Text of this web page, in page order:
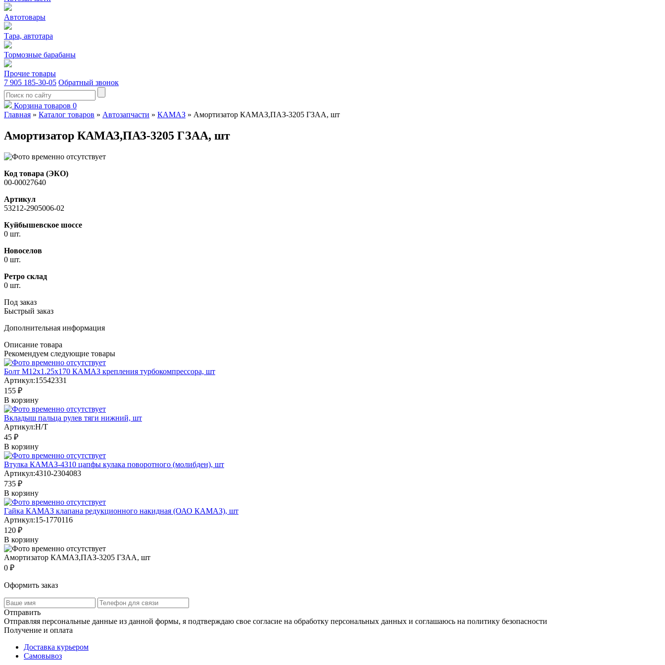
Автотовары
Тара, автотара
Тормозные барабаны
Прочие товары
7 905 185-30-05 Обратный звонок
Корзина товаров 0
Главная » Каталог товаров » Автозапчасти » КАМАЗ » Амортизатор КАМАЗ,ПАЗ-3205 ГЗАА, шт
Амортизатор КАМАЗ,ПАЗ-3205 ГЗАА, шт
Код товара (ЭКО)
00-00027640
Артикул
53212-2905006-02
Куйбышевское шоссе
0 шт.
Новоселов
0 шт.
Ретро склад
0 шт.
Под заказ
Быстрый заказ
Дополнительная информация
Описание товара
Рекомендуем следующие товары
Болт М12х1.25х170 КАМАЗ крепления турбокомпрессора, шт
Артикул:15542331
155 ₽
В корзину
Вкладыш пальца рулев тяги нижний, шт
Артикул:Н/Т
45 ₽
В корзину
Втулка КАМАЗ-4310 цапфы кулака поворотного (молибден), шт
Артикул:4310-2304083
735 ₽
В корзину
Гайка КАМАЗ клапана редукционного накидная (ОАО КАМАЗ), шт
Артикул:15-1770116
120 ₽
В корзину
Амортизатор КАМАЗ,ПАЗ-3205 ГЗАА, шт
0 ₽
Оформить заказ
Отправить
Отправляя персональные данные из данной формы, я подтверждаю свое согласие на обработку персональных данных и соглашаюсь на политику безопасности
Получение и оплата
Доставка курьером
Самовывоз